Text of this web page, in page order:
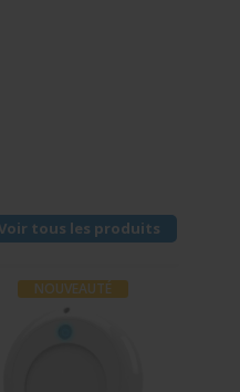
tous les produits
NOUVEAUTÉ